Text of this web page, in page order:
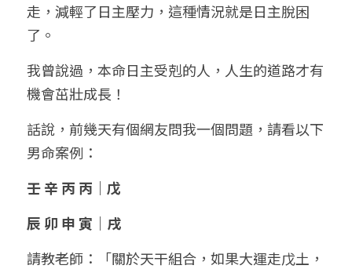
走，減輕了日主壓力，這種情況就是日主脫困
了。
我曾說過，本命日主受剋的人，人生的道路才有
機會茁壯成長！
話說，前幾天有個網友問我一個問題，請看以下
男命案例：
壬 辛 丙 丙｜戊
辰 卯 申 寅｜戌
請教老師：「關於天干組合，如果大運走戊土，